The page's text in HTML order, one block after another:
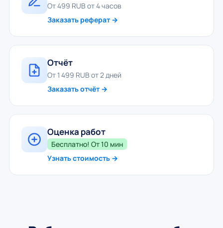
От 499 RUB от 4 часов
Заказать реферат →
Отчёт
От 1 499 RUB от 2 дней
Заказать отчёт →
Оценка работ
Бесплатно! От 10 мин
Узнать стоимость →